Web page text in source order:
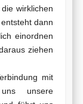
wirklichen
dann
einordnen
ziehen
mit
unsere